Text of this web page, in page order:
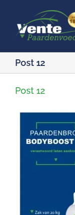
inhoud
Post 12
Post 12